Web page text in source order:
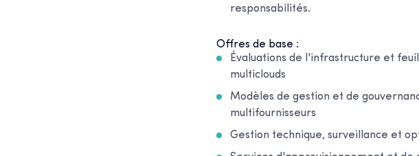
responsabilités.
Offres de base :
Évaluations de l'infrastructure et
multiclouds
Modèles de gestion et de
multifournisseurs
Gestion technique, surveillance et